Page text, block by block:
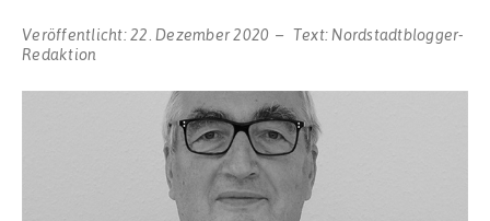
Veröffentlicht:22. Dezember 2020 Text: Nordstadtblogger-
Redaktion